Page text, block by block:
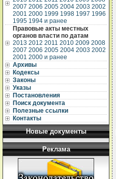
2007 2006 2005 2004 2003 2002
2001 2000 1999 1998 1997 1996
1995 1994 и ранее
Правовые акты местных
органов власти по датам
2013 2012 2011 2010 2009 2008
2007 2006 2005 2004 2003 2002
2001 2000 и ранее
Архивы
Кодексы
Законы
Указы
Постановления
Поиск документа
Полезные ссылки
Контакты
Новые документы
Реклама